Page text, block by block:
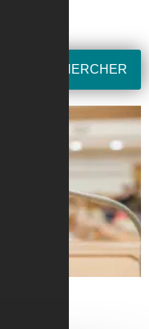
RECHERCHER